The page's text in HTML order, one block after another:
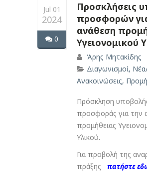
Jul 01
2024
0
Προσκλήσεις
προσφορών
ανάθεση
Υγειονομικού
Άρης Μητακίδης
Διαγωνισμοί,
Ανακοινώσεις,
Πρόσκληση
προσφοράς για την
προμήθειας
Υλικού.
Για προβολή της
πράξης
πατήστε